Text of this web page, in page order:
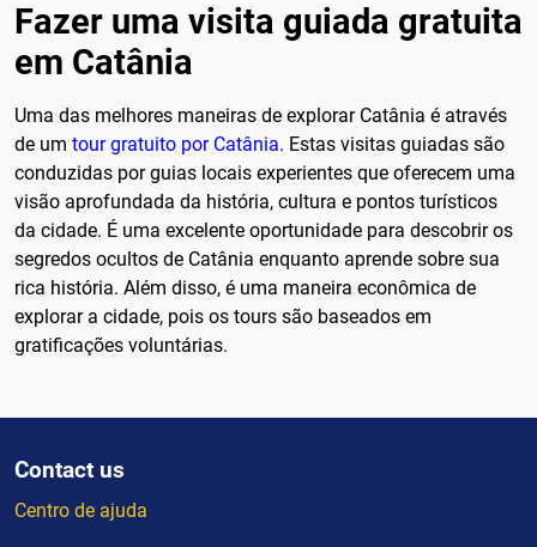
Fazer uma visita guiada gratuita
em Catânia
Uma das melhores maneiras de explorar Catânia é através
de um tour gratuito por Catânia. Estas visitas guiadas são
conduzidas por guias locais experientes que oferecem uma
visão aprofundada da história, cultura e pontos turísticos
da cidade. É uma excelente oportunidade para descobrir os
segredos ocultos de Catânia enquanto aprende sobre sua
rica história. Além disso, é uma maneira econômica de
explorar a cidade, pois os tours são baseados em
gratificações voluntárias.
Contact us
Centro de ajuda